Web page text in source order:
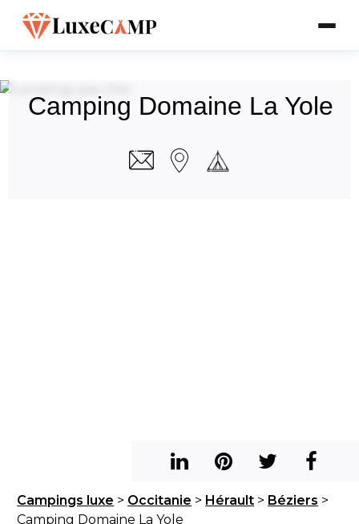
Camping Domaine La Yole
Campings luxe > Occitanie > Hérault > Béziers >
Camping Domaine La Yole